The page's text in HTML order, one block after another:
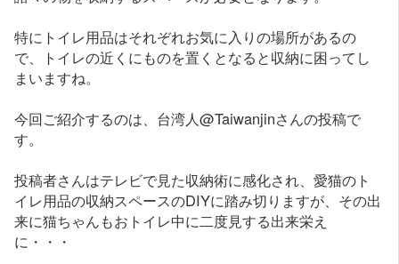
特にトイレ用品はそれぞれお気に入りの場所があるの
で、トイレの近くにものを置くとなると収納に困ってし
まいますね。
今回ご紹介するのは、台湾人@Taiwanjinさんの投稿で
す。
投稿者さんはテレビで見た収納術に感化され、愛猫のト
イレ用品の収納スペースのDIYに踏み切りますが、その出
来に猫ちゃんもおトイレ中に二度見する出来栄え
に・・・